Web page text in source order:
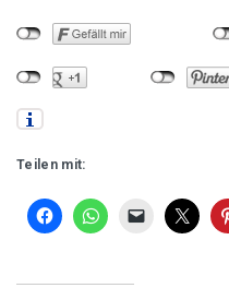
Teilen mit: